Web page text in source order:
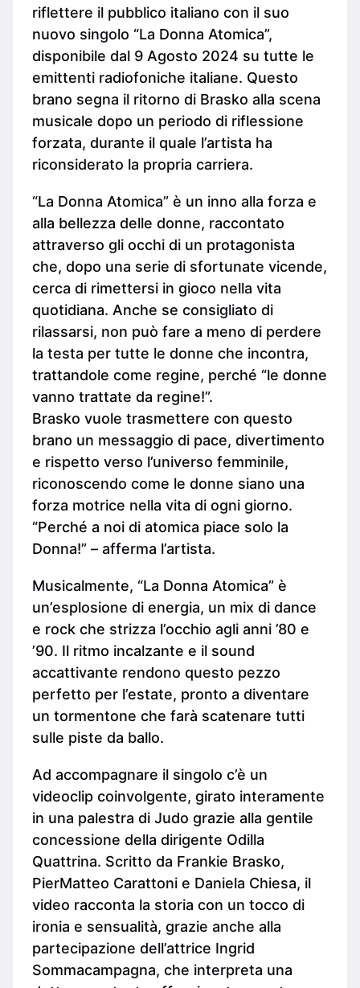
riflettere il pubblico italiano con il suo
nuovo singolo “La Donna Atomica”,
disponibile dal 9 Agosto 2024 su tutte le
emittenti radiofoniche italiane. Questo
brano segna il ritorno di Brasko alla scena
musicale dopo un periodo di riflessione
forzata, durante il quale l’artista ha
riconsiderato la propria carriera.
“La Donna Atomica” è un inno alla forza e
alla bellezza delle donne, raccontato
attraverso gli occhi di un protagonista
che, dopo una serie di sfortunate vicende,
cerca di rimettersi in gioco nella vita
quotidiana. Anche se consigliato di
rilassarsi, non può fare a meno di perdere
la testa per tutte le donne che incontra,
trattandole come regine, perché “le donne
vanno trattate da regine!”.
Brasko vuole trasmettere con questo
brano un messaggio di pace, divertimento
e rispetto verso l’universo femminile,
riconoscendo come le donne siano una
forza motrice nella vita di ogni giorno.
“Perché a noi di atomica piace solo la
Donna!” – afferma l’artista.
Musicalmente, “La Donna Atomica” è
un’esplosione di energia, un mix di dance
e rock che strizza l’occhio agli anni ’80 e
’90. Il ritmo incalzante e il sound
accattivante rendono questo pezzo
perfetto per l’estate, pronto a diventare
un tormentone che farà scatenare tutti
sulle piste da ballo.
Ad accompagnare il singolo c’è un
videoclip coinvolgente, girato interamente
in una palestra di Judo grazie alla gentile
concessione della dirigente Odilla
Quattrina. Scritto da Frankie Brasko,
PierMatteo Carattoni e Daniela Chiesa, il
video racconta la storia con un tocco di
ironia e sensualità, grazie anche alla
partecipazione dell’attrice Ingrid
Sommacampagna, che interpreta una